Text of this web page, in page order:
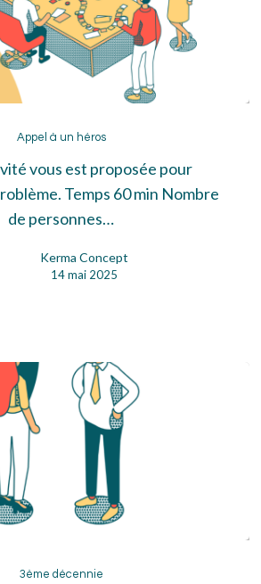
à
un
héros
Appel à un héros
vous est proposée pour
Temps 60 min Nombre
de personnes…
Kerma Concept
14 mai 2025
décennie
3ème décennie